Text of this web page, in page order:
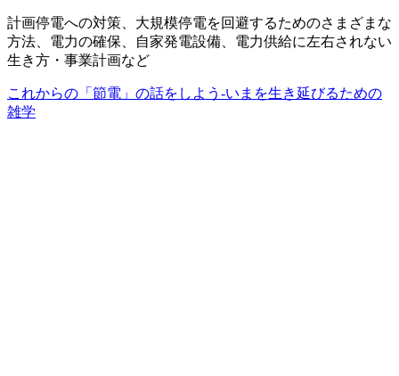
計画停電への対策、大規模停電を回避するためのさまざまな
方法、電力の確保、自家発電設備、電力供給に左右されない
生き方・事業計画など
これからの「節電」の話をしよう-いまを生き延びるための
雑学